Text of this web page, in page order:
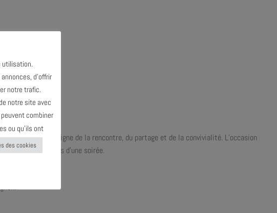
sous le signe de la rencontre, du partage et de la convivialité. L’occasion
l’AJMi le temps d’une soirée.
utilisation.
d’offrir
notre trafic.
notre site avec
combiner
ou qu’ils ont
des cookies